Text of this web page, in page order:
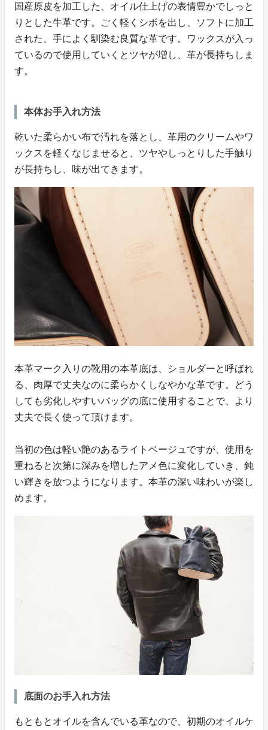
国産原皮を加工した、オイル仕上げの表情豊かでしっと
りとした牛革です。ごく軽くシボを出し、ソフトに加工
された、手によく馴染む良質な革です。ワックスが入っ
ているので使用していくとツヤが増し、革が長持ちしま
す。
本体お手入れ方法
乾いた柔らかい布で汚れを落とし、革用のクリームやワ
ックスを軽くなじませると、ツヤやしっとりした手触り
が長持ちし、味が出てきます。
本革マーク入りの靴用の本革底は、ショルダーと呼ばれ
る、肉厚で丈夫なのに柔らかくしなやかな革です。どう
しても劣化しやすいバッグの底に使用することで、より
丈夫で長く使って頂けます。
当初の色は軽い艶のあるライトベージュですが、使用を
重ねると次第に深みを増したアメ色に変化していき、鈍
い輝きを放つようになります。本革の深い味わいが楽し
めます。
底面のお手入れ方法
もともとオイルを含んでいる革なので、初期のオイルケ